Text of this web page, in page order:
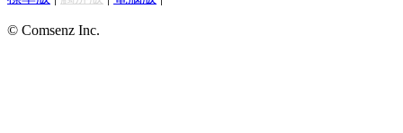
© Comsenz Inc.